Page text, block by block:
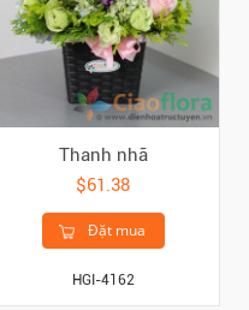
Thanh nhã
$61.38
Đặt mua
HGI-4162